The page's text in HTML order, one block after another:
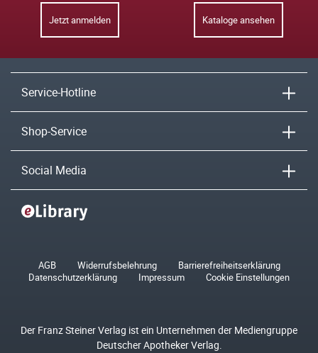
Jetzt anmelden Kataloge ansehen
Service-Hotline
Shop-Service
Social Media
AGB Widerrufsbelehrung
Barrierefreiheitserklärung
Datenschutzerklärung
Impressum Cookie Einstellungen
Der Franz Steiner Verlag ist ein Unternehmen der Mediengruppe
Deutscher Apotheker Verlag.